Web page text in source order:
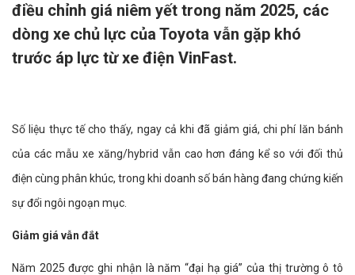
điều chỉnh giá niêm yết trong năm 2025, các
dòng xe chủ lực của Toyota vẫn gặp khó
trước áp lực từ xe điện VinFast.
Số liệu thực tế cho thấy, ngay cả khi đã giảm giá, chi phí lăn bánh
của các mẫu xe xăng/hybrid vẫn cao hơn đáng kể so với đối thủ
điện cùng phân khúc, trong khi doanh số bán hàng đang chứng kiến
sự đổi ngôi ngoạn mục.
Giảm giá vẫn đắt
Năm 2025 được ghi nhận là năm “đại hạ giá” của thị trường ô tô